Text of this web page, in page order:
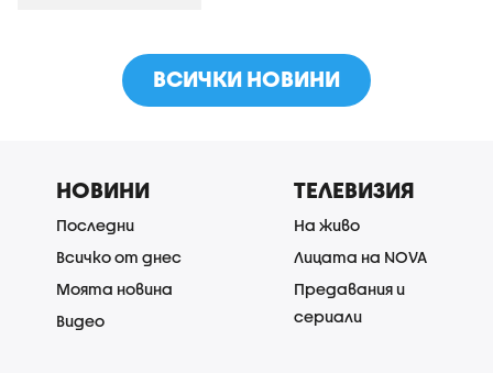
ВСИЧКИ НОВИНИ
НОВИНИ
Последни
Всичко от днес
Моята новина
Видео
ТЕЛЕВИЗИЯ
На живо
Лицата на NOVA
Предавания и
сериали